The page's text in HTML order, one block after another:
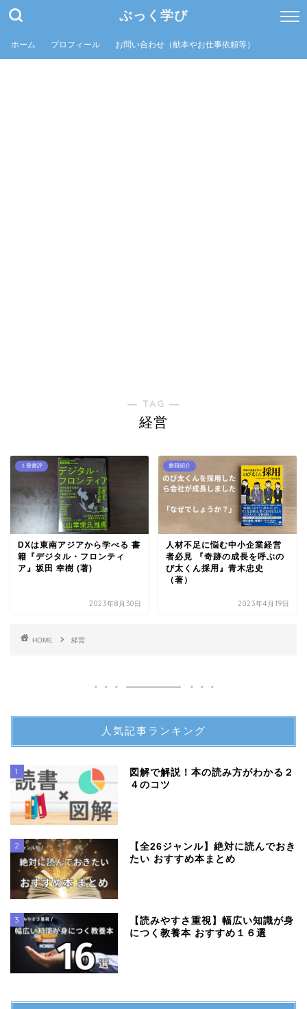
ぶっく学び
ホーム プロフィール お問い合わせ（献本やお仕事依頼等）
― TAG ―
経営
１冊書評
DXは東南アジアから学べる 書
籍『デジタル・フロンティ
ア』坂田 幸樹 (著)
2023年8月30日
書籍紹介
人材不足に悩む中小企業経営
者必見 『奇跡の成長を呼ぶの
び太くん採用』青木忠史
（著）
2023年4月19日
HOME 経営
人気記事ランキング
1
図解で解説！本の読み方がわかる２
４のコツ
2
【全26ジャンル】絶対に読んでおき
たい おすすめ本まとめ
3
【読みやすさ重視】幅広い知識が身
につく教養本 おすすめ１６選